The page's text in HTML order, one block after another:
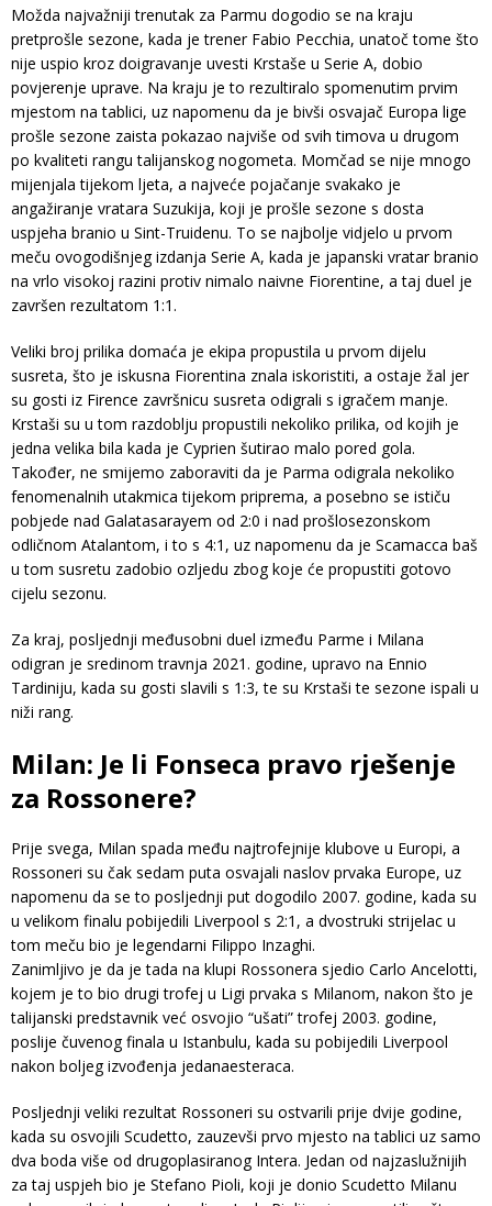
Možda najvažniji trenutak za Parmu dogodio se na kraju
pretprošle sezone, kada je trener Fabio Pecchia, unatoč tome što
nije uspio kroz doigravanje uvesti Krstaše u Serie A, dobio
povjerenje uprave. Na kraju je to rezultiralo spomenutim prvim
mjestom na tablici, uz napomenu da je bivši osvajač Europa lige
prošle sezone zaista pokazao najviše od svih timova u drugom
po kvaliteti rangu talijanskog nogometa. Momčad se nije mnogo
mijenjala tijekom ljeta, a najveće pojačanje svakako je
angažiranje vratara Suzukija, koji je prošle sezone s dosta
uspjeha branio u Sint-Truidenu. To se najbolje vidjelo u prvom
meču ovogodišnjeg izdanja Serie A, kada je japanski vratar branio
na vrlo visokoj razini protiv nimalo naivne Fiorentine, a taj duel je
završen rezultatom 1:1.
Veliki broj prilika domaća je ekipa propustila u prvom dijelu
susreta, što je iskusna Fiorentina znala iskoristiti, a ostaje žal jer
su gosti iz Firence završnicu susreta odigrali s igračem manje.
Krstaši su u tom razdoblju propustili nekoliko prilika, od kojih je
jedna velika bila kada je Cyprien šutirao malo pored gola.
Također, ne smijemo zaboraviti da je Parma odigrala nekoliko
fenomenalnih utakmica tijekom priprema, a posebno se ističu
pobjede nad Galatasarayem od 2:0 i nad prošlosezonskom
odličnom Atalantom, i to s 4:1, uz napomenu da je Scamacca baš
u tom susretu zadobio ozljedu zbog koje će propustiti gotovo
cijelu sezonu.
Za kraj, posljednji međusobni duel između Parme i Milana
odigran je sredinom travnja 2021. godine, upravo na Ennio
Tardiniju, kada su gosti slavili s 1:3, te su Krstaši te sezone ispali u
niži rang.
Milan: Je li Fonseca pravo rješenje
za Rossonere?
Prije svega, Milan spada među najtrofejnije klubove u Europi, a
Rossoneri su čak sedam puta osvajali naslov prvaka Europe, uz
napomenu da se to posljednji put dogodilo 2007. godine, kada su
u velikom finalu pobijedili Liverpool s 2:1, a dvostruki strijelac u
tom meču bio je legendarni Filippo Inzaghi.
Zanimljivo je da je tada na klupi Rossonera sjedio Carlo Ancelotti,
kojem je to bio drugi trofej u Ligi prvaka s Milanom, nakon što je
talijanski predstavnik već osvojio “ušati” trofej 2003. godine,
poslije čuvenog finala u Istanbulu, kada su pobijedili Liverpool
nakon boljeg izvođenja jedanaesteraca.
Posljednji veliki rezultat Rossoneri su ostvarili prije dvije godine,
kada su osvojili Scudetto, zauzevši prvo mjesto na tablici uz samo
dva boda više od drugoplasiranog Intera. Jedan od najzaslužnijih
za taj uspjeh bio je Stefano Pioli, koji je donio Scudetto Milanu